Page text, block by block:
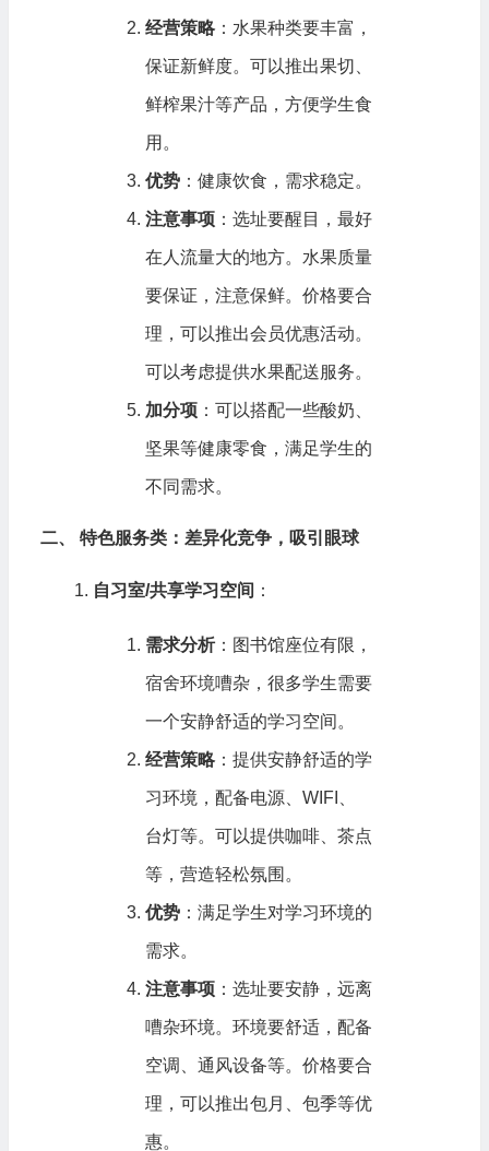
经营策略：水果种类要丰富，
保证新鲜度。可以推出果切、
鲜榨果汁等产品，方便学生食
用。
优势：健康饮食，需求稳定。
注意事项：选址要醒目，最好
在人流量大的地方。水果质量
要保证，注意保鲜。价格要合
理，可以推出会员优惠活动。
可以考虑提供水果配送服务。
加分项：可以搭配一些酸奶、
坚果等健康零食，满足学生的
不同需求。
二、 特色服务类：差异化竞争，吸引眼球
自习室/共享学习空间 ：
需求分析：图书馆座位有限，
宿舍环境嘈杂，很多学生需要
一个安静舒适的学习空间。
经营策略：提供安静舒适的学
习环境，配备电源、WIFI、
台灯等。可以提供咖啡、茶点
等，营造轻松氛围。
优势：满足学生对学习环境的
需求。
注意事项：选址要安静，远离
嘈杂环境。环境要舒适，配备
空调、通风设备等。价格要合
理，可以推出包月、包季等优
惠。